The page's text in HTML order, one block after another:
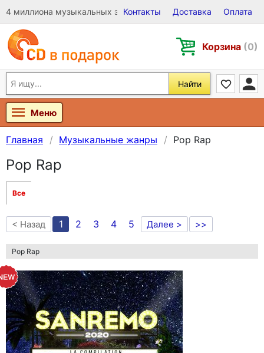
4 миллиона музыкальных записей на Виниле, CD и DVD
Контакты Доставка Оплата
Корзина (0)
Найти
Меню
Главная Музыкальные жанры Pop Rap
Pop Rap
Все
< Назад 1 2 3 4 5 Далее > >>
Pop Rap